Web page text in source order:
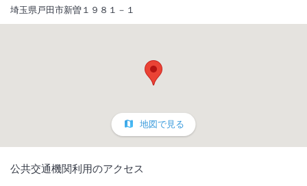
埼玉県戸田市新曽１９８１－１
地図で見る
公共交通機関利用のアクセス